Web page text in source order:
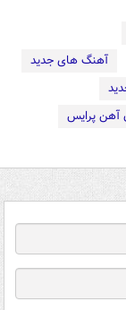
آهنگ های جدید
آهن پرایس